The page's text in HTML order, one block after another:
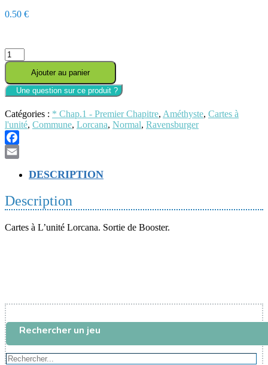
0.50 €
quantité
de
-
Lorcana
064/204
-
Mes
amis
de
Ajouter au panier
Catégories : * Chap.1 - Premier Chapitre, Améthyste, Cartes à
l'unité, Commune, Lorcana, Normal, Ravensburger
Facebook
DESCRIPTION
Description
Cartes à L’unité Lorcana. Sortie de Booster.
Rechercher un jeu
Rechercher...